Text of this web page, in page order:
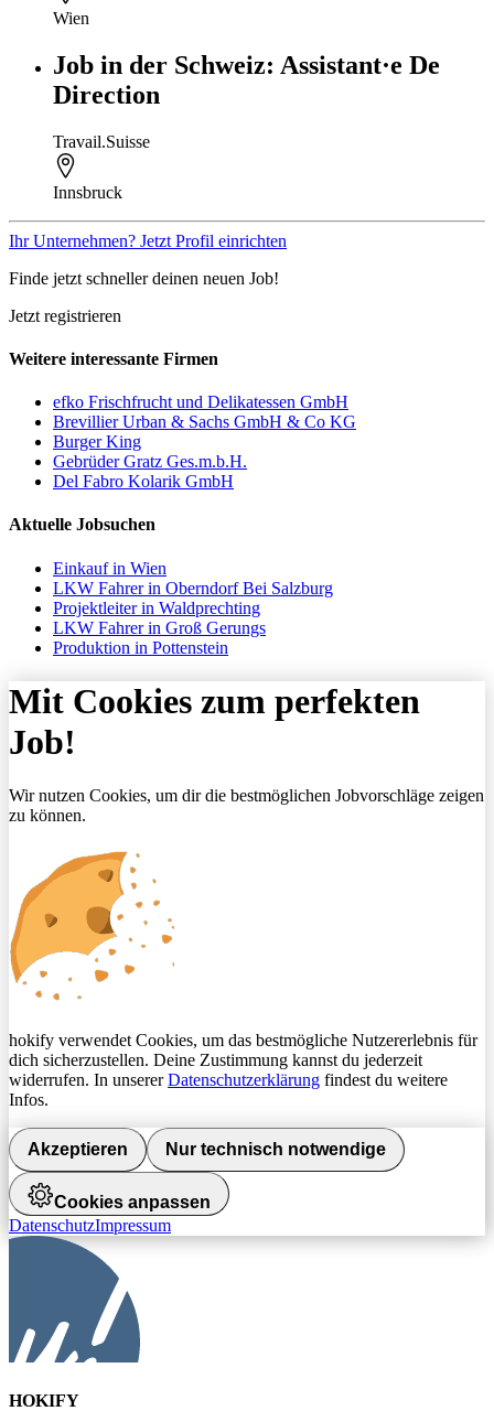
Wien
Job in der Schweiz: Assistant·e De
Direction
Travail.Suisse
Innsbruck
Ihr Unternehmen? Jetzt Profil einrichten
Finde jetzt schneller deinen neuen Job!
Jetzt registrieren
Weitere interessante Firmen
efko Frischfrucht und Delikatessen GmbH
Brevillier Urban & Sachs GmbH & Co KG
Burger King
Gebrüder Gratz Ges.m.b.H.
Del Fabro Kolarik GmbH
Aktuelle Jobsuchen
Einkauf in Wien
LKW Fahrer in Oberndorf Bei Salzburg
Projektleiter in Waldprechting
LKW Fahrer in Groß Gerungs
Produktion in Pottenstein
Mit Cookies zum perfekten
Job!
Wir nutzen Cookies, um dir die bestmöglichen Jobvorschläge zeigen
zu können.
hokify verwendet Cookies, um das bestmögliche Nutzererlebnis für
dich sicherzustellen. Deine Zustimmung kannst du jederzeit
widerrufen. In unsererDatenschutzerklärung findest du weitere
Infos.
Akzeptieren Nur technisch notwendige
Cookies anpassen
DatenschutzImpressum
HOKIFY